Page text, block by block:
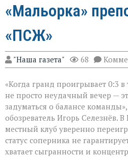
«Мальорка»
«ПСЖ»
"Наша газета" 68
«Когда гранд проигрывает 0:3
не просто неудачный вечер —
задуматься о балансе
обозреватель Игорь Селезнёв.
местный клуб уверенно
статус соперника не
хватает сыгранности и